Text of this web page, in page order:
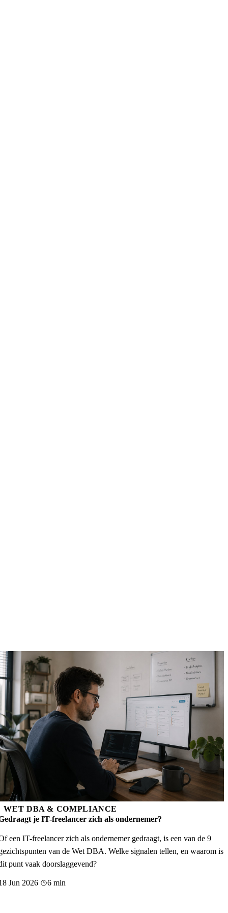
WET DBA & COMPLIANCE
je IT-freelancer zich als ondernemer?
een IT-freelancer zich als ondernemer gedraagt, is een van de 9
van de Wet DBA. Welke signalen tellen, en waarom is
punt vaak doorslaggevend?
Jun 2026 6 min